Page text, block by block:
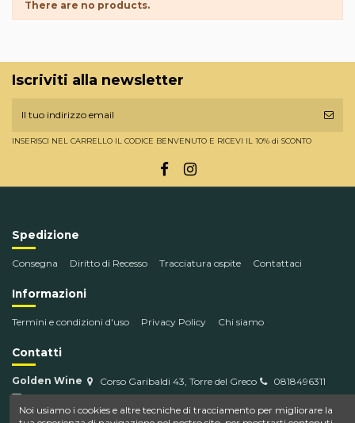
There are no products.
Iscriviti alla newsletter
INSERISCI NEL CARRELLO IL CODICE BENVENUTO E RICEVI IL 10% di SCONTO
Spedizione
Consegna Diritto di Recesso Tracciatura ospite Contattaci
Informazioni
Termini e condizioni d'uso Privacy Policy Chi siamo
Contatti
Golden Wine Corso Garibaldi 43, Torre del Greco
0818496311
info@goldenwine.com
Noi usiamo i cookies e altre tecniche di tracciamento per migliorare la